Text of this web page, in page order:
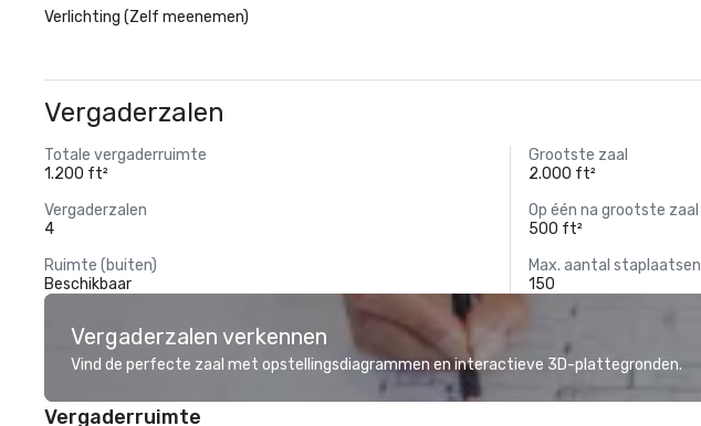
Verlichting (Zelf meenemen)
Vergaderzalen
Totale vergaderruimte
1.200 ft²
Grootste zaal
2.000 ft²
Vergaderzalen
4
Op één na grootste zaal
500 ft²
Ruimte (buiten)
Beschikbaar
Max. aantal staplaatsen
150
Vergaderzalen verkennen
Vind de perfecte zaal met opstellingsdiagrammen en interactieve 3D-plattegronden.
Vergaderruimte